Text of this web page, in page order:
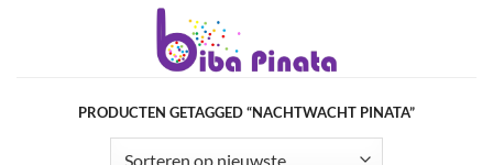
PRODUCTEN GETAGGED “NACHTWACHT PINATA”